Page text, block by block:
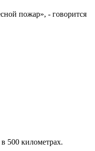
пожар», - говорится
500 километрах.